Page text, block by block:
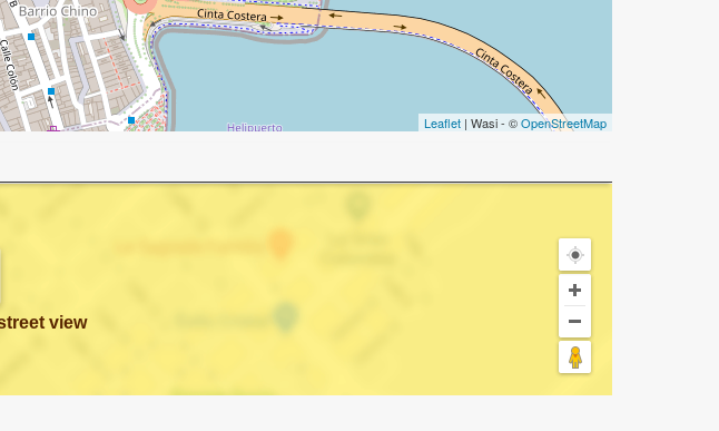
Leaflet | Wasi - ©OpenStreetMap
view